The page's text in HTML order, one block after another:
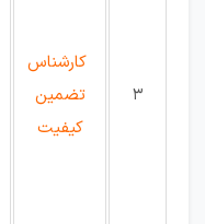
3
کارشناس
تضمین
کیفیت